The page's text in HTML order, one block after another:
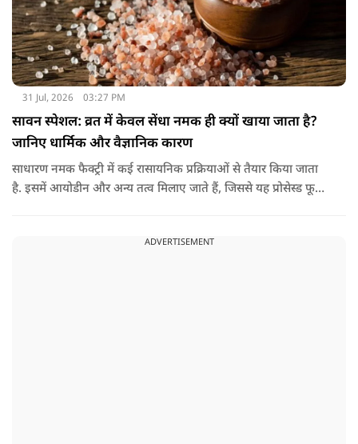
31 Jul, 2026 03:27 PM
सावन स्पेशल: व्रत में केवल सेंधा नमक ही क्यों खाया जाता है?
जानिए धार्मिक और वैज्ञानिक कारण
साधारण नमक फैक्ट्री में कई रासायनिक प्रक्रियाओं से तैयार किया जाता
है. इसमें आयोडीन और अन्य तत्व मिलाए जाते हैं, जिससे यह प्रोसेस्ड फूड
जाता, इसलिए इसे अधिक शुद्ध माना जाता है.
ADVERTISEMENT